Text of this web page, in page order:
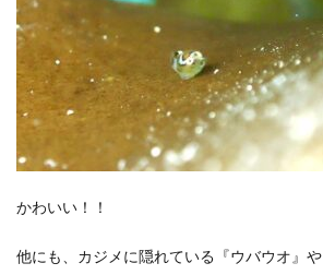
かわいい！！
他にも、カジメに隠れている『ウバウオ』や